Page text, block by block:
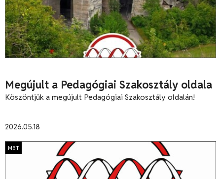
Megújult a Pedagógiai Szakosztály oldala
2026.05.18
Köszöntjük a megújult Pedagógiai Szakosztály oldalán!
MBT